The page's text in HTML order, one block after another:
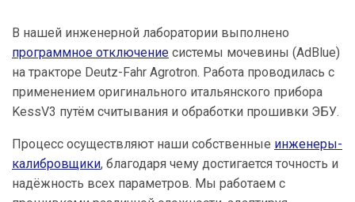
В нашей инженерной лаборатории выполнено
программное отключение системы мочевины (AdBlue)
на тракторе Deutz-Fahr Agrotron. Работа проводилась с
применением оригинального итальянского прибора
KessV3 путём считывания и обработки прошивки ЭБУ.
Процесс осуществляют наши собственные инженеры-
калибровщики, благодаря чему достигается точность и
надёжность всех параметров. Мы работаем с